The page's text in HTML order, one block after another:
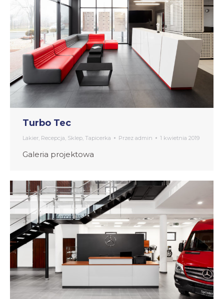
Turbo Tec
Lakier, Recepcja, Sklep, Tapicerka Przez admin 1 kwietnia 2019
Galeria projektowa